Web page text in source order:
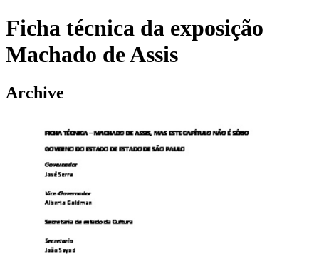
Ficha técnica da exposição
Machado de Assis
Archive